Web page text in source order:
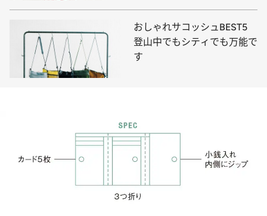
おしゃれサコッシュBEST5
登山中でもシティでも万能で
す